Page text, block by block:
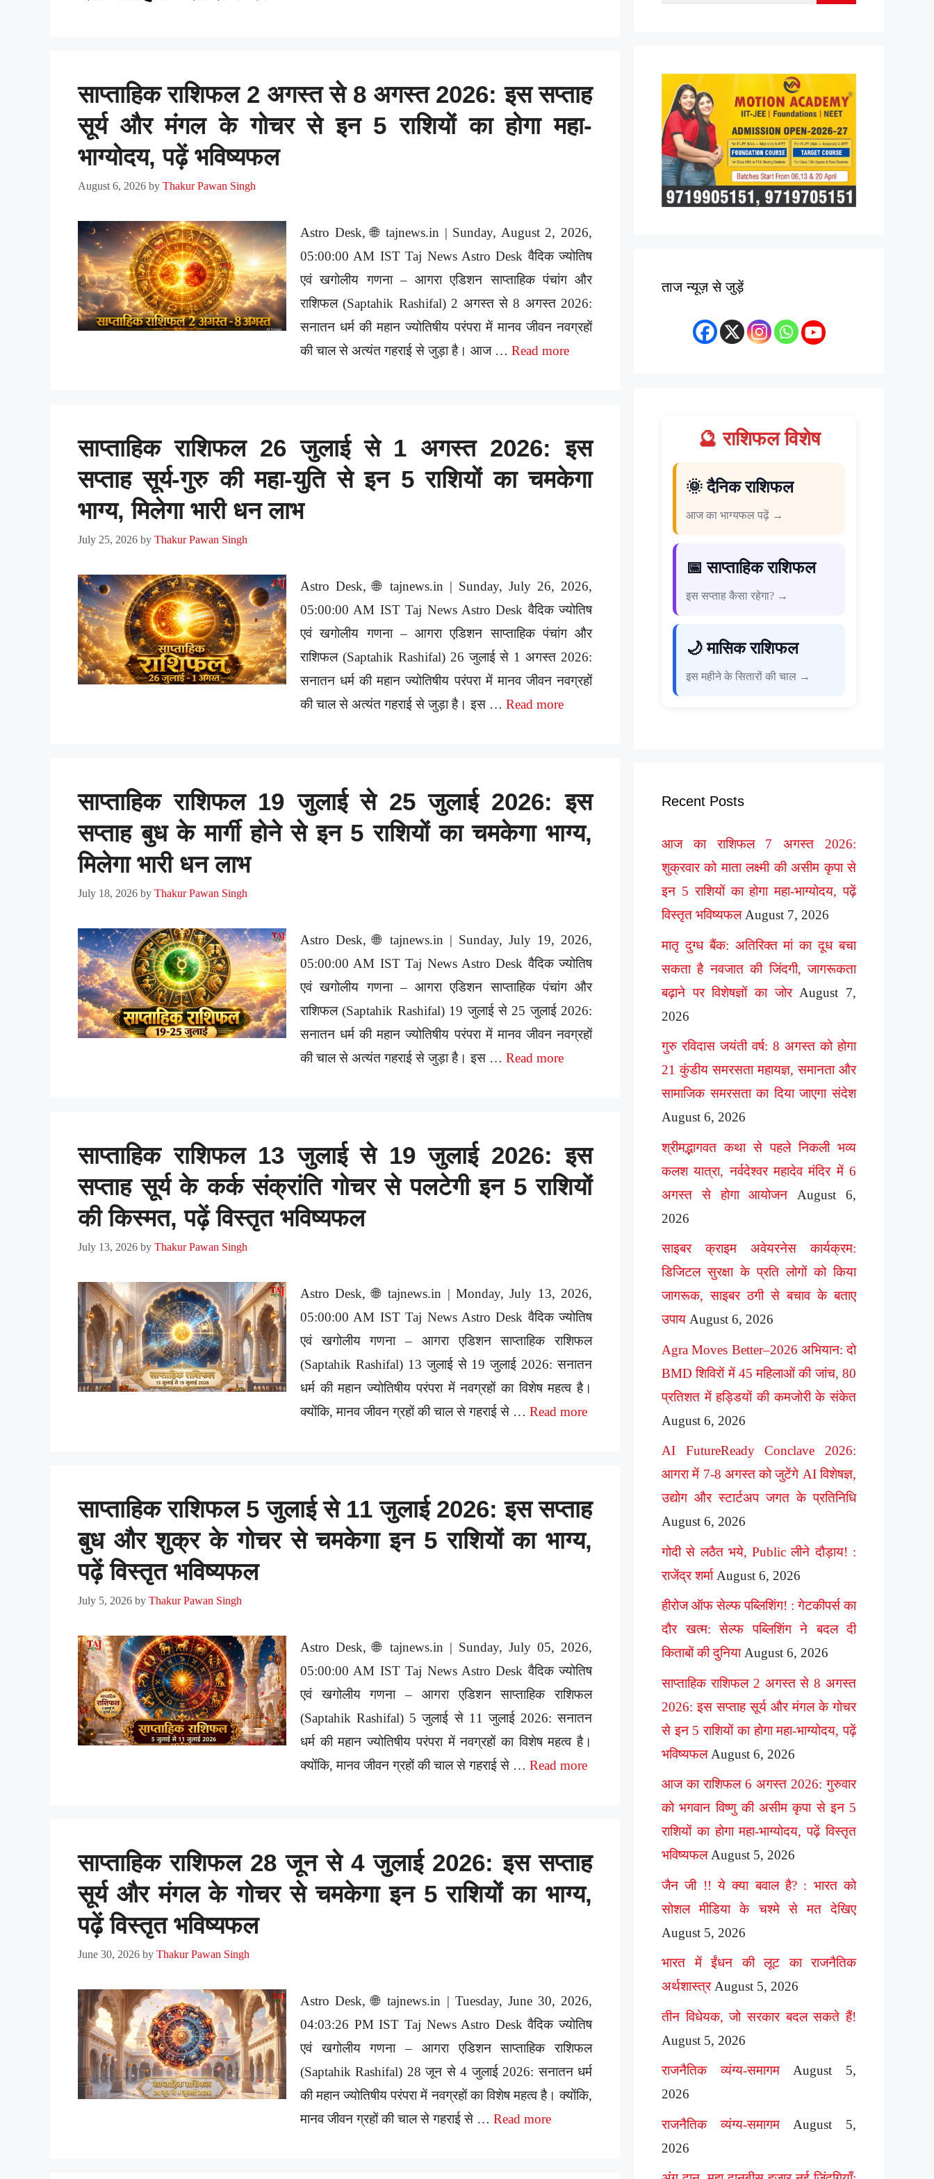
साप्ताहिक राशिफल 2 अगस्त से 8 अगस्त 2026: इस सप्ताह
सूर्य और मंगल के गोचर से इन 5 राशियों का होगा महा-
भाग्योदय, पढ़ें भविष्यफल
August 6, 2026 by Thakur Pawan Singh
Astro Desk, 🌐 tajnews.in | Sunday, August 2, 2026,
05:00:00 AM IST Taj News Astro Desk वैदिक ज्योतिष
एवं खगोलीय गणना – आगरा एडिशन साप्ताहिक पंचांग और
राशिफल (Saptahik Rashifal) 2 अगस्त से 8 अगस्त 2026:
सनातन धर्म की महान ज्योतिषीय परंपरा में मानव जीवन नवग्रहों
की चाल से अत्यंत गहराई से जुड़ा है। आज … Read more
साप्ताहिक राशिफल 26 जुलाई से 1 अगस्त 2026: इस
सप्ताह सूर्य-गुरु की महा-युति से इन 5 राशियों का चमकेगा
भाग्य, मिलेगा भारी धन लाभ
July 25, 2026 by Thakur Pawan Singh
Astro Desk, 🌐 tajnews.in | Sunday, July 26, 2026,
05:00:00 AM IST Taj News Astro Desk वैदिक ज्योतिष
एवं खगोलीय गणना – आगरा एडिशन साप्ताहिक पंचांग और
राशिफल (Saptahik Rashifal) 26 जुलाई से 1 अगस्त 2026:
सनातन धर्म की महान ज्योतिषीय परंपरा में मानव जीवन नवग्रहों
की चाल से अत्यंत गहराई से जुड़ा है। इस … Read more
साप्ताहिक राशिफल 19 जुलाई से 25 जुलाई 2026: इस
सप्ताह बुध के मार्गी होने से इन 5 राशियों का चमकेगा भाग्य,
मिलेगा भारी धन लाभ
July 18, 2026 by Thakur Pawan Singh
Astro Desk, 🌐 tajnews.in | Sunday, July 19, 2026,
05:00:00 AM IST Taj News Astro Desk वैदिक ज्योतिष
एवं खगोलीय गणना – आगरा एडिशन साप्ताहिक पंचांग और
राशिफल (Saptahik Rashifal) 19 जुलाई से 25 जुलाई 2026:
सनातन धर्म की महान ज्योतिषीय परंपरा में मानव जीवन नवग्रहों
की चाल से अत्यंत गहराई से जुड़ा है। इस … Read more
साप्ताहिक राशिफल 13 जुलाई से 19 जुलाई 2026: इस
सप्ताह सूर्य के कर्क संक्रांति गोचर से पलटेगी इन 5 राशियों
की किस्मत, पढ़ें विस्तृत भविष्यफल
July 13, 2026 by Thakur Pawan Singh
Astro Desk, 🌐 tajnews.in | Monday, July 13, 2026,
05:00:00 AM IST Taj News Astro Desk वैदिक ज्योतिष
एवं खगोलीय गणना – आगरा एडिशन साप्ताहिक राशिफल
(Saptahik Rashifal) 13 जुलाई से 19 जुलाई 2026: सनातन
धर्म की महान ज्योतिषीय परंपरा में नवग्रहों का विशेष महत्व है।
क्योंकि, मानव जीवन ग्रहों की चाल से गहराई से … Read more
साप्ताहिक राशिफल 5 जुलाई से 11 जुलाई 2026: इस सप्ताह
बुध और शुक्र के गोचर से चमकेगा इन 5 राशियों का भाग्य,
पढ़ें विस्तृत भविष्यफल
July 5, 2026 by Thakur Pawan Singh
Astro Desk, 🌐 tajnews.in | Sunday, July 05, 2026,
05:00:00 AM IST Taj News Astro Desk वैदिक ज्योतिष
एवं खगोलीय गणना – आगरा एडिशन साप्ताहिक राशिफल
(Saptahik Rashifal) 5 जुलाई से 11 जुलाई 2026: सनातन
धर्म की महान ज्योतिषीय परंपरा में नवग्रहों का विशेष महत्व है।
क्योंकि, मानव जीवन ग्रहों की चाल से गहराई से … Read more
साप्ताहिक राशिफल 28 जून से 4 जुलाई 2026: इस सप्ताह
सूर्य और मंगल के गोचर से चमकेगा इन 5 राशियों का भाग्य,
पढ़ें विस्तृत भविष्यफल
June 30, 2026 by Thakur Pawan Singh
Astro Desk, 🌐 tajnews.in | Tuesday, June 30, 2026,
04:03:26 PM IST Taj News Astro Desk वैदिक ज्योतिष
एवं खगोलीय गणना – आगरा एडिशन साप्ताहिक राशिफल
(Saptahik Rashifal) 28 जून से 4 जुलाई 2026: सनातन धर्म
की महान ज्योतिषीय परंपरा में नवग्रहों का विशेष महत्व है। क्योंकि,
मानव जीवन ग्रहों की चाल से गहराई से … Read more
ताज न्यूज़ से जुड़ें
🔮 राशिफल विशेष
🌞 दैनिक राशिफल
आज का भाग्यफल पढ़ें →
📅 साप्ताहिक राशिफल
इस सप्ताह कैसा रहेगा? →
🌙 मासिक राशिफल
इस महीने के सितारों की चाल →
Recent Posts
आज का राशिफल 7 अगस्त 2026:
शुक्रवार को माता लक्ष्मी की असीम कृपा से
इन 5 राशियों का होगा महा-भाग्योदय, पढ़ें
विस्तृत भविष्यफल August 7, 2026
मातृ दुग्ध बैंक: अतिरिक्त मां का दूध बचा
सकता है नवजात की जिंदगी, जागरूकता
बढ़ाने पर विशेषज्ञों का जोर August 7,
2026
गुरु रविदास जयंती वर्ष: 8 अगस्त को होगा
21 कुंडीय समरसता महायज्ञ, समानता और
सामाजिक समरसता का दिया जाएगा संदेश
August 6, 2026
श्रीमद्भागवत कथा से पहले निकली भव्य
कलश यात्रा, नर्वदेश्वर महादेव मंदिर में 6
अगस्त से होगा आयोजन
August 6,
2026
साइबर क्राइम अवेयरनेस कार्यक्रम:
डिजिटल सुरक्षा के प्रति लोगों को किया
जागरूक, साइबर ठगी से बचाव के बताए
उपाय August 6, 2026
Agra Moves Better–2026 अभियान: दो
BMD शिविरों में 45 महिलाओं की जांच, 80
प्रतिशत में हड्डियों की कमजोरी के संकेत
August 6, 2026
AI FutureReady Conclave 2026:
आगरा में 7-8 अगस्त को जुटेंगे AI विशेषज्ञ,
उद्योग और स्टार्टअप जगत के प्रतिनिधि
August 6, 2026
गोदी से लठैत भये, Public लीने दौड़ाय! :
राजेंद्र शर्मा August 6, 2026
हीरोज ऑफ सेल्फ पब्लिशिंग! : गेटकीपर्स का
दौर खत्म: सेल्फ पब्लिशिंग ने बदल दी
किताबों की दुनिया August 6, 2026
साप्ताहिक राशिफल 2 अगस्त से 8 अगस्त
2026: इस सप्ताह सूर्य और मंगल के गोचर
से इन 5 राशियों का होगा महा-भाग्योदय, पढ़ें
भविष्यफल August 6, 2026
आज का राशिफल 6 अगस्त 2026: गुरुवार
को भगवान विष्णु की असीम कृपा से इन 5
राशियों का होगा महा-भाग्योदय, पढ़ें विस्तृत
भविष्यफल August 5, 2026
जैन जी !! ये क्या बवाल है? : भारत को
सोशल मीडिया के चश्मे से मत देखिए
August 5, 2026
भारत में ईंधन की लूट का राजनैतिक
अर्थशास्त्र August 5, 2026
तीन विधेयक, जो सरकार बदल सकते हैं!
August 5, 2026
राजनैतिक व्यंग्य-समागम
August 5,
2026
राजनैतिक व्यंग्य-समागम
August 5,
2026